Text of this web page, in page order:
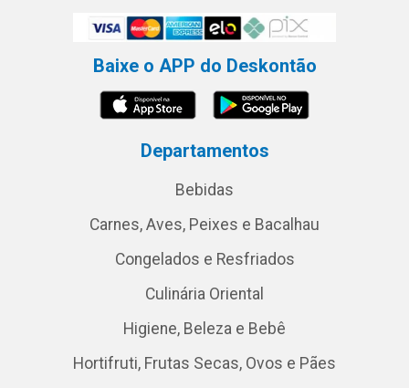
Baixe o APP do Deskontão
Departamentos
Bebidas
Carnes, Aves, Peixes e Bacalhau
Congelados e Resfriados
Culinária Oriental
Higiene, Beleza e Bebê
Hortifruti, Frutas Secas, Ovos e Pães